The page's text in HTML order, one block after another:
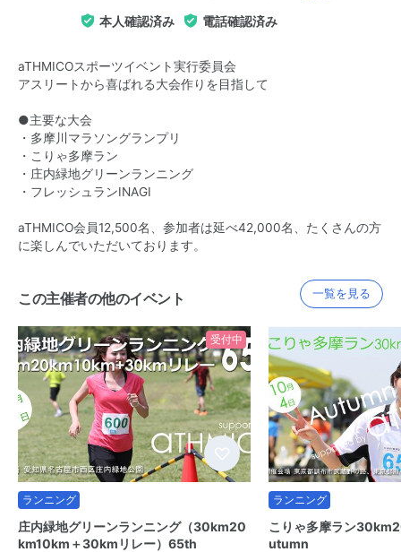
本人確認済み 電話確認済み
aTHMICOスポーツイベント実行委員会
アスリートから喜ばれる大会作りを目指して
●主要な大会
・多摩川マラソングランプリ
・こりゃ多摩ラン
・庄内緑地グリーンランニング
・フレッシュランINAGI
aTHMICO会員12,500名、参加者は延べ42,000名、たくさんの方
に楽しんでいただいております。
この主催者の他のイベント 一覧を見る
受付中
ランニング
庄内緑地グリーンランニング（30km20
km10km＋30kmリレー）65th
ランニング
こりゃ多摩ラン
utumn